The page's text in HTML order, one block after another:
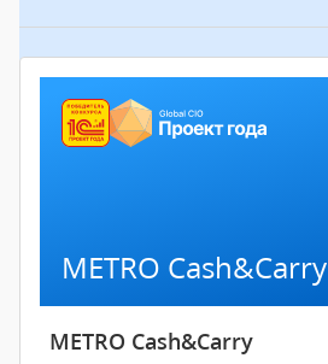
METRO Cash&Carry
METRO Cash&Carry